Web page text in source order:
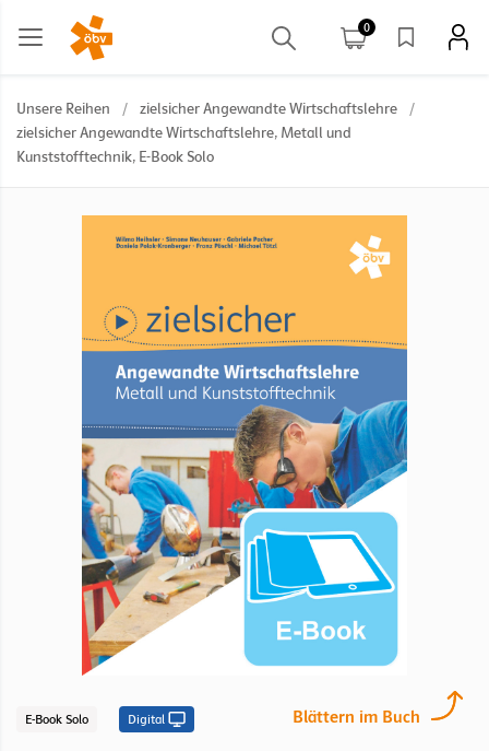
0
Unsere Reihen / zielsicher Angewandte Wirtschaftslehre
/
zielsicher Angewandte Wirtschaftslehre, Metall und
Kunststofftechnik, E-Book Solo
Blättern im Buch
E-Book Solo Digital